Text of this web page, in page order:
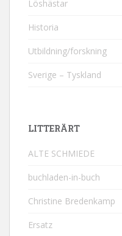
Löshästar
Historia
Utbildning/forskning
Sverige – Tyskland
LITTERÄRT
ALTE SCHMIEDE
buchladen-in-buch
Christine Bredenkamp
Ersatz